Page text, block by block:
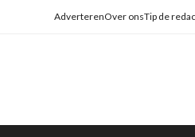
AdverterenOver onsTip de